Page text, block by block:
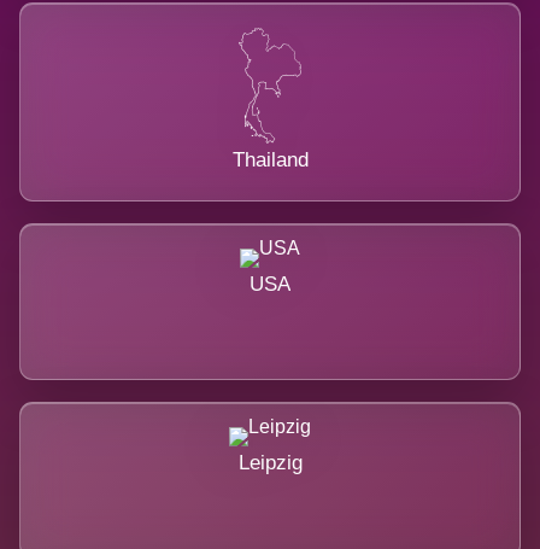
Thailand
USA
Leipzig